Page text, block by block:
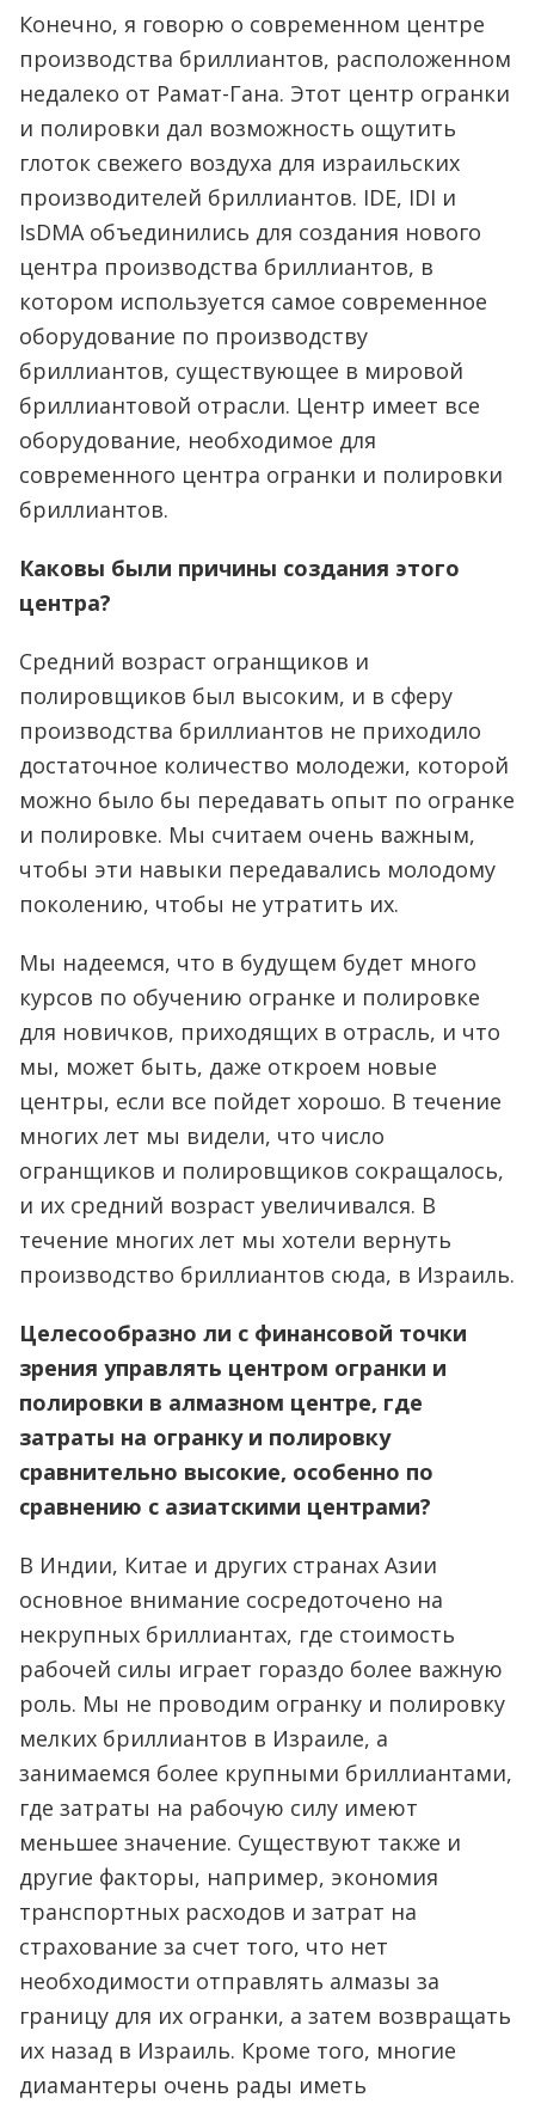
Конечно, я говорю о современном центре
производства бриллиантов, расположенном
недалеко от Рамат-Гана. Этот центр огранки
и полировки дал возможность ощутить
глоток свежего воздуха для израильских
производителей бриллиантов. IDE, IDI и
IsDMA объединились для создания нового
центра производства бриллиантов, в
котором используется самое современное
оборудование по производству
бриллиантов, существующее в мировой
бриллиантовой отрасли. Центр имеет все
оборудование, необходимое для
современного центра огранки и полировки
бриллиантов.
Каковы были причины создания этого
центра?
Средний возраст огранщиков и
полировщиков был высоким, и в сферу
производства бриллиантов не приходило
достаточное количество молодежи, которой
можно было бы передавать опыт по огранке
и полировке. Мы считаем очень важным,
чтобы эти навыки передавались молодому
поколению, чтобы не утратить их.
Мы надеемся, что в будущем будет много
курсов по обучению огранке и полировке
для новичков, приходящих в отрасль, и что
мы, может быть, даже откроем новые
центры, если все пойдет хорошо. В течение
многих лет мы видели, что число
огранщиков и полировщиков сокращалось,
и их средний возраст увеличивался. В
течение многих лет мы хотели вернуть
производство бриллиантов сюда, в Израиль.
Целесообразно ли с финансовой точки
зрения управлять центром огранки и
полировки в алмазном центре, где
затраты на огранку и полировку
сравнительно высокие, особенно по
сравнению с азиатскими центрами?
В Индии, Китае и других странах Азии
основное внимание сосредоточено на
некрупных бриллиантах, где стоимость
рабочей силы играет гораздо более важную
роль. Мы не проводим огранку и полировку
мелких бриллиантов в Израиле, а
занимаемся более крупными бриллиантами,
где затраты на рабочую силу имеют
меньшее значение. Существуют также и
другие факторы, например, экономия
транспортных расходов и затрат на
страхование за счет того, что нет
необходимости отправлять алмазы за
границу для их огранки, а затем возвращать
их назад в Израиль. Кроме того, многие
диамантеры очень рады иметь